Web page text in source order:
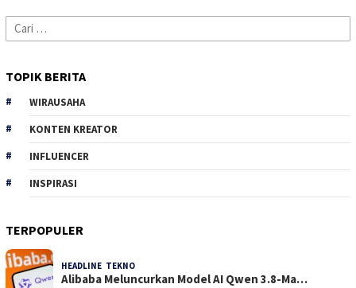
Cari
untuk:
TOPIK BERITA
WIRAUSAHA
KONTEN KREATOR
INFLUENCER
INSPIRASI
TERPOPULER
HEADLINE TEKNO
Alibaba Meluncurkan Model AI Qwen 3.8-Ma…